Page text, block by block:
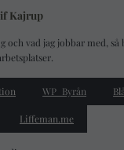
Kajrup
och vad jag jobbar med, så
WP_Byrån
Liffeman.me